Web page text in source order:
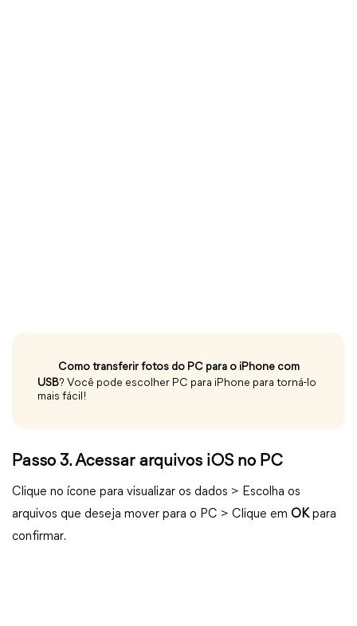
Como transferir fotos do PC para o iPhone com
USB? Você pode escolher PC para iPhone para torná-lo
mais fácil!
Passo 3. Acessar arquivos iOS no PC
Clique no ícone para visualizar os dados > Escolha os
arquivos que deseja mover para o PC > Clique em OKpara
confirmar.